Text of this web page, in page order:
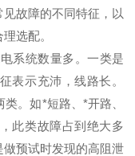
故障的不同特征，以
选配。
系统数量多。一类是
表示充沛，线路长。
。如*短路、*开路、
此类故障占到绝大多
预试时发现的高阻泄